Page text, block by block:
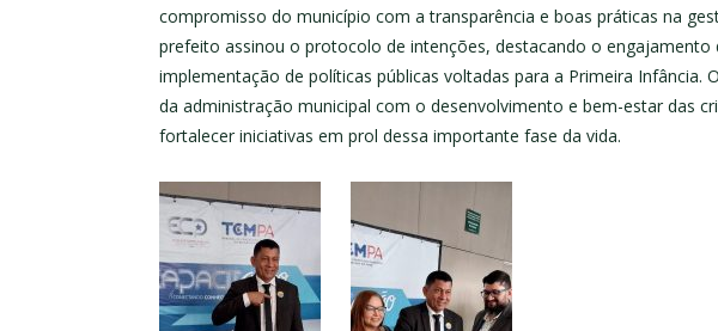
compromisso do município com a transparência e boas práticas na
prefeito assinou o protocolo de intenções, destacando o
implementação de políticas públicas voltadas para a Primeira
da administração municipal com o desenvolvimento e bem-estar das
fortalecer iniciativas em prol dessa importante fase da vida.